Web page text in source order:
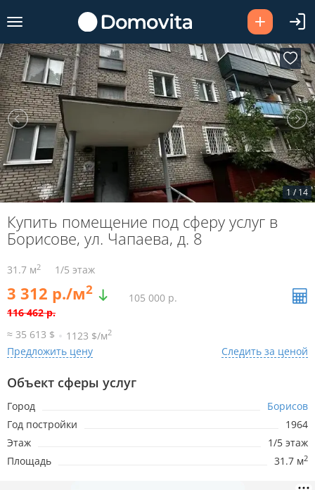
1 /14
Купить помещение под сферу услуг в
Борисове, ул. Чапаева, д. 8
31.7 м2 1/5 этаж
3 312 р./м2
105 000 р.
116 462 р.
≈ 35 613 $
1123 $/м2
Предложить цену Следить за ценой
Объект сферы услуг
Город
Борисов
Год постройки
1964
Этаж
1/5 этаж
Площадь
31.7 м2